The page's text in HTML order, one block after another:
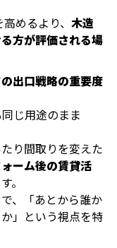
めるより、 木造
方が評価される場
出口戦略の重要度
じ用途のまま
り間取りを変えた
ーム後の賃貸活
。
、「あとから誰か
」という視点を特